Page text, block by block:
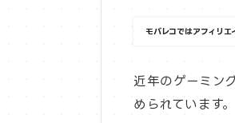
モバレコではアフィリエ
近年のゲーミン
められています。